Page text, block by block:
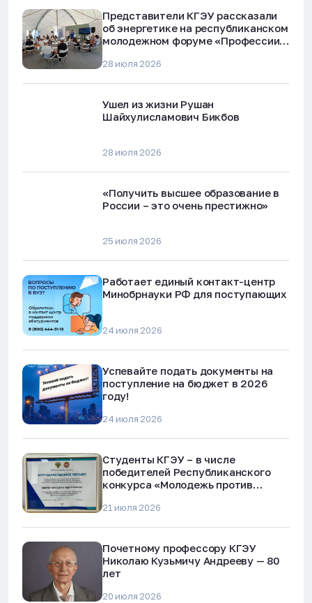
Представители КГЭУ рассказали
об энергетике на республиканском
молодежном форуме «Профессии
28 июля 2026
Ушел из жизни Рушан
Шайхулисламович Бикбов
28 июля 2026
«Получить высшее образование в
России – это очень престижно»
25 июля 2026
Работает единый контакт-центр
Минобрнауки РФ для поступающих
24 июля 2026
Успевайте подать документы на
поступление на бюджет в 2026
году!
24 июля 2026
Студенты КГЭУ – в числе
победителей Республиканского
конкурса «Молодежь против
мошенничества»
21 июля 2026
Почетному профессору КГЭУ
Николаю Кузьмичу Андрееву — 80
лет
20 июля 2026